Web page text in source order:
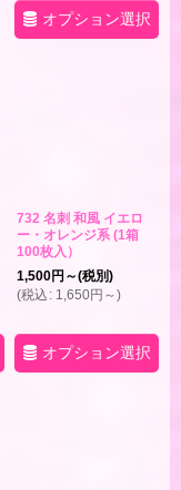
オプション選択
732 名刺 和風 イエロ
ー・オレンジ系 (1箱
100枚入）
1,500円 ～(税別)
(税込 : 1,650円 ～)
オプション選択